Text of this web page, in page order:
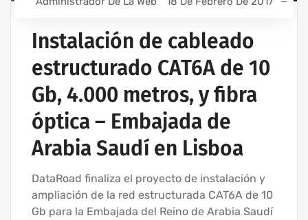
Instalación de cableado
estructurado CAT6A de 10
Gb, 4.000 metros, y fibra
óptica – Embajada de
Arabia Saudí en Lisboa
DataRoad finaliza el proyecto de instalación y
ampliación de la red estructurada CAT6A de 10
Gb para la Embajada del Reino de Arabia Saudí